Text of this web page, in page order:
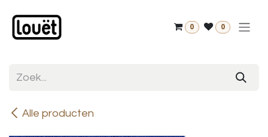
0 0
Alle producten